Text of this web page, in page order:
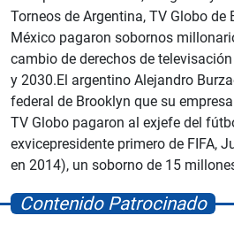
Torneos de Argentina, TV Globo de
México pagaron sobornos
cambio de derechos de
y 2030.El argentino Alejandro
federal de Brooklyn que su
TV Globo pagaron al exjefe del
exvicepresidente primero de FIFA,
en 2014), un soborno de 15
Contenido Patrocinado